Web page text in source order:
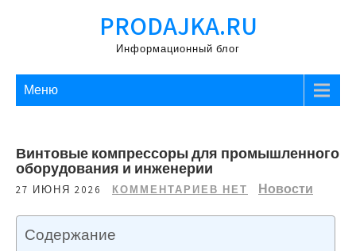
PRODAJKA.RU
Информационный блог
Меню
Винтовые компрессоры для промышленного
оборудования и инженерии
27 ИЮНЯ 2026 КОММЕНТАРИЕВ НЕТ Новости
Содержание